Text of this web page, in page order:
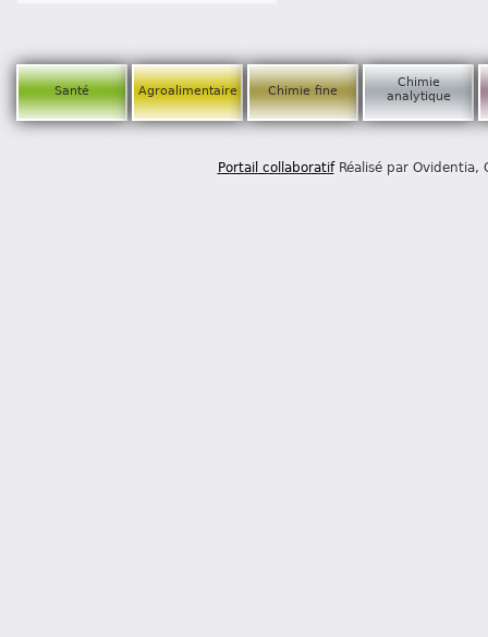
Santé Agroalimentaire Chimie fine
Chimie
analytique
Portail collaboratifRéalisé par Ovidentia,